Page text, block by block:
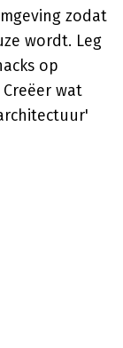
zodat
wordt. Leg
op
wat